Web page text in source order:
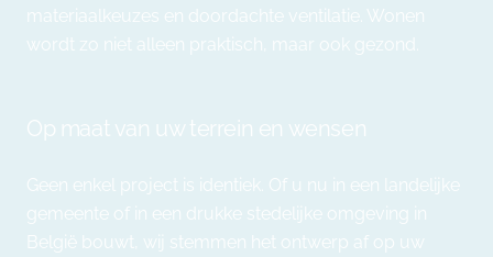
materiaalkeuzes en doordachte ventilatie. Wonen
wordt zo niet alleen praktisch, maar ook gezond.
Op maat van uw terrein en wensen
Geen enkel project is identiek. Of u nu in een landelijke
gemeente of in een drukke stedelijke omgeving in
België bouwt, wij stemmen het ontwerp af op uw